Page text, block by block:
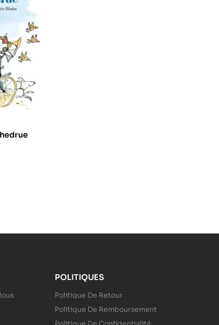
POLITIQUES
Politique De Retour
Politique De Remboursement